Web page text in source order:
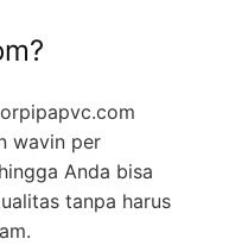
wavin per
Anda bisa
tanpa harus